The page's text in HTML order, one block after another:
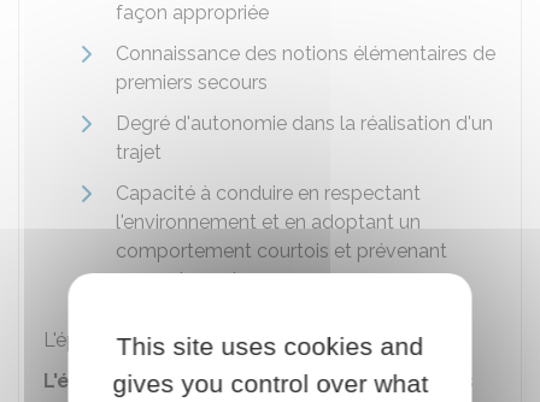
façon appropriée
Connaissance des notions élémentaires de
premiers secours
Degré d'autonomie dans la réalisation d'un
trajet
Capacité à conduire en respectant
l'environnement et en adoptant un
comportement courtois et prévenant
envers les autres usagers.
L'épreuve pratique dure32 minutes.
L'épreuve pratique comporte les éléments
This site uses cookies and
gives you control over what